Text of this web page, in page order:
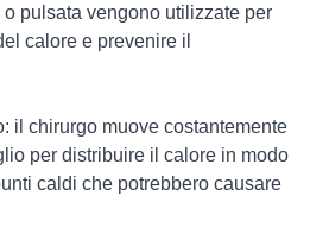
pulsata vengono utilizzate per
calore e prevenire il
il chirurgo muove costantemente
per distribuire il calore in modo
caldi che potrebbero causare